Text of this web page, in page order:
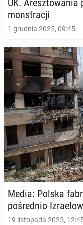
UK.
mon­stra­cji
1 grudnia 2025, 09:45
Media: Polska
po­śred­nio
19 listopada 2025,